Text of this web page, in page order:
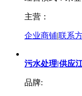
主营：
企业商铺|联系
污水处理|供应
品牌: